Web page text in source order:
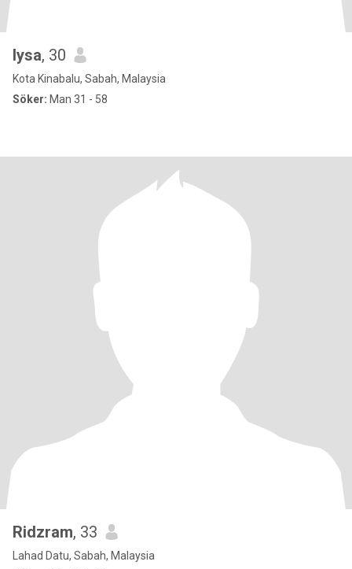
lysa, 30
Kota Kinabalu, Sabah, Malaysia
Söker: Man 31 - 58
Ridzram, 33
Lahad Datu, Sabah, Malaysia